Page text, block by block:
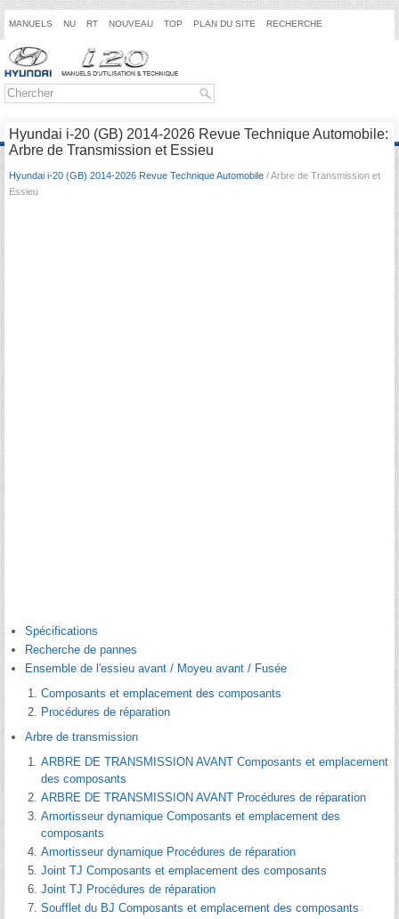
MANUELS NU RT NOUVEAU TOP PLAN DU SITE RECHERCHE
Hyundai i-20 (GB) 2014-2026 Revue Technique Automobile:
Arbre de Transmission et Essieu
Hyundai i-20 (GB) 2014-2026 Revue Technique Automobile / Arbre de Transmission et
Essieu
Spécifications
Recherche de pannes
Ensemble de l′essieu avant / Moyeu avant / Fusée
Composants et emplacement des composants
Procédures de réparation
Arbre de transmission
ARBRE DE TRANSMISSION AVANT Composants et emplacement
des composants
ARBRE DE TRANSMISSION AVANT Procédures de réparation
Amortisseur dynamique Composants et emplacement des
composants
Amortisseur dynamique Procédures de réparation
Joint TJ Composants et emplacement des composants
Joint TJ Procédures de réparation
Soufflet du BJ Composants et emplacement des composants